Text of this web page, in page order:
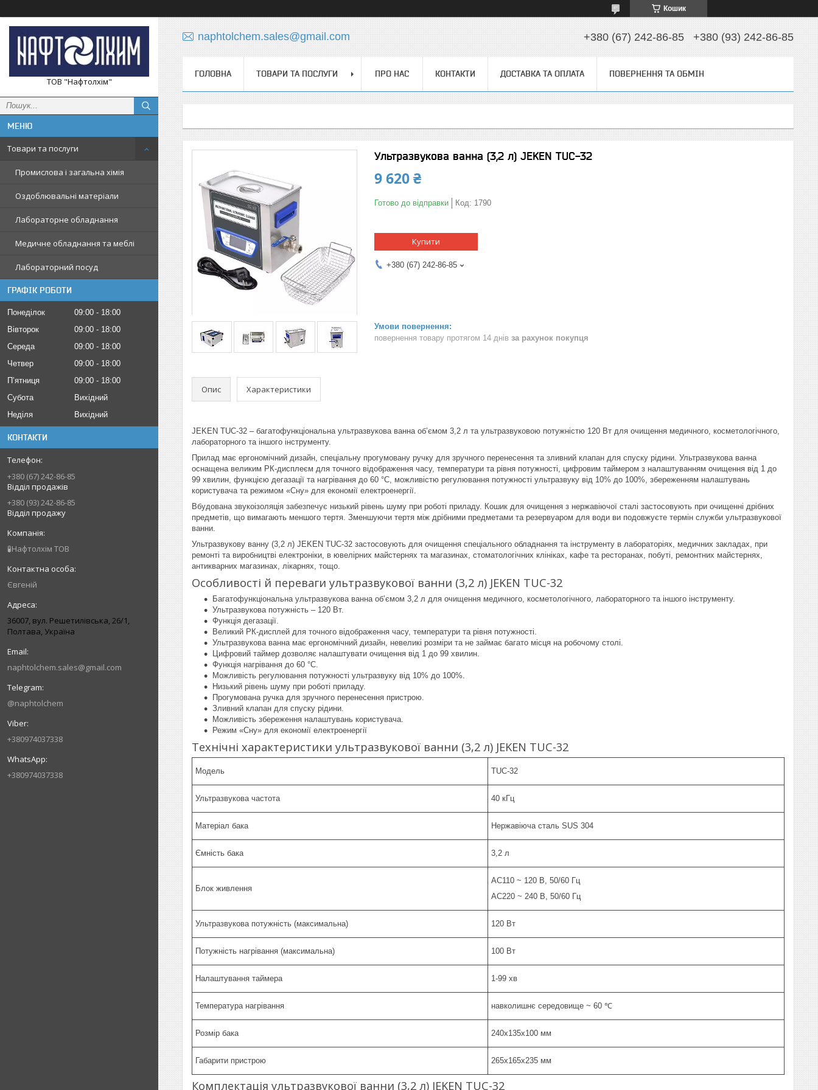
Кошик
ТОВ "Нафтолхім"
Товари та послуги
Промислова і загальна хімія
Оздоблювальні матеріали
Лабораторне обладнання
Медичне обладнання та меблі
Лабораторний посуд
ГРАФІК РОБОТИ
Понеділок 09:00
18:00
Вівторок
09:00
18:00
Середа
09:00
18:00
Четвер
09:00
18:00
Пʼятниця
09:00
18:00
Субота
Вихідний
Неділя
Вихідний
КОНТАКТИ
+380 (67) 242-86-85
Відділ продажів
+380 (93) 242-86-85
Відділ продажу
🧪Нафтолхім ТОВ
Євгеній
36007, вул. Решетилівська, 26/1,
Полтава, Україна
naphtolchem.sales@gmail.com
@naphtolchem
+380974037338
+380974037338
naphtolchem.sales@gmail.com +380 (67) 242-86-85 +380 (93) 242-86-85
ГОЛОВНА ТОВАРИ ТА ПОСЛУГИ ПРО НАС КОНТАКТИ ДОСТАВКА ТА ОПЛАТА ПОВЕРНЕННЯ ТА ОБМІН
Ультразвукова ванна (3,2 л) JEKEN TUC-32
9 620 ₴
Готово до відправки Код: 1790
Купити
+380 (67) 242-86-85
повернення товару протягом 14 днів за рахунок покупця
Опис Характеристики
JEKEN TUC-32 – багатофункціональна ультразвукова ванна об’ємом 3,2 л та ультразвуковою потужністю 120 Вт для очищення медичного, косметологічного,
лабораторного та іншого інструменту.
Прилад має ергономічний дизайн, спеціальну прогумовану ручку для зручного перенесення та зливний клапан для спуску рідини. Ультразвукова ванна
оснащена великим РК-дисплеєм для точного відображення часу, температури та рівня потужності, цифровим таймером з налаштуванням очищення від 1 до
99 хвилин, функцією дегазації та нагрівання до 60 °С, можливістю регулювання потужності ультразвуку від 10% до 100%, збереженням налаштувань
користувача та режимом «Сну» для економії електроенергії.
Вбудована звукоізоляція забезпечує низький рівень шуму при роботі приладу. Кошик для очищення з нержавіючої сталі застосовують при очищенні дрібних
предметів, що вимагають меншого тертя. Зменшуючи тертя між дрібними предметами та резервуаром для води ви подовжуєте термін служби ультразвукової
ванни.
Ультразвукову ванну (3,2 л) JEKEN TUC-32 застосовують для очищення спеціального обладнання та інструменту в лабораторіях, медичних закладах, при
ремонті та виробництві електроніки, в ювелірних майстернях та магазинах, стоматологічних клініках, кафе та ресторанах, побуті, ремонтних майстернях,
антикварних магазинах, лікарнях, тощо.
Особливості й переваги ультразвукової ванни (3,2 л) JEKEN TUC-32
Багатофункціональна ультразвукова ванна об’ємом 3,2 л для очищення медичного, косметологічного, лабораторного та іншого інструменту.
Ультразвукова потужність – 120 Вт.
Функція дегазації.
Великий РК-дисплей для точного відображення часу, температури та рівня потужності.
Ультразвукова ванна має ергономічний дизайн, невеликі розміри та не займає багато місця на робочому столі.
Цифровий таймер дозволяє налаштувати очищення від 1 до 99 хвилин.
Функція нагрівання до 60 °С.
Можливість регулювання потужності ультразвуку від 10% до 100%.
Низький рівень шуму при роботі приладу.
Прогумована ручка для зручного перенесення пристрою.
Зливний клапан для спуску рідини.
Можливість збереження налаштувань користувача.
Режим «Сну» для економії електроенергії
Технічні характеристики ультразвукової ванни (3,2 л) JEKEN TUC-32
Модель TUC-32
Ультразвукова частота 40 кГц
Матеріал бака Нержавіюча сталь SUS 304
Ємність бака 3,2 л
Блок живлення
AC110 ~ 120 В, 50/60 Гц
AC220 ~ 240 В, 50/60 Гц
Ультразвукова потужність (максимальна) 120 Вт
Потужність нагрівання (максимальна) 100 Вт
Налаштування таймера 1-99 хв
Температура нагрівання навколишнє середовище ~ 60 ℃
Розмір бака 240х135х100 мм
Габарити пристрою 265х165х235 мм
Комплектація ультразвукової ванни (3,2 л) JEKEN TUC-32